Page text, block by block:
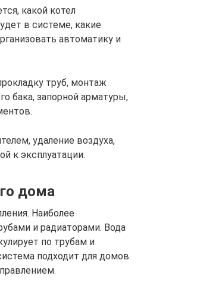
какой котел
в системе, какие
автоматику и
труб, монтаж
бака, запорной арматуры,
удаление воздуха,
к эксплуатации.
дома
Наиболее
и радиаторами. Вода
по трубам и
подходит для домов